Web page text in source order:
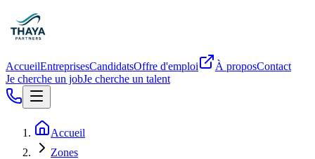
AccueilEntreprisesCandidatsOffre d'emploi À proposContact
Je cherche un jobJe cherche un talent
Accueil
Zones